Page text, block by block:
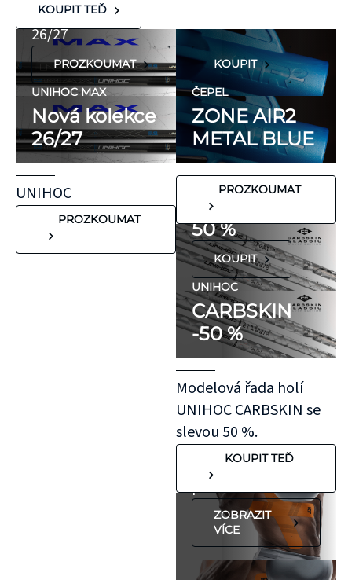
KOUPIT TEĎ
Nová kolekce
26/27
PROZKOUMAT
UNIHOC MAX
Nová kolekce
26/27
UNIHOC
PROZKOUMAT
KOUPIT
ČEPEL
ZONE AIR2
METAL BLUE
PROZKOUMAT
FLORBALOVÉ HOLE
UNIHOC
CARBSKIN
SE SLEVOU
50 %
KOUPIT
UNIHOC
CARBSKIN
-50 %
Modelová řada holí
UNIHOC CARBSKIN se
slevou 50 %.
KOUPIT TEĎ
hypoalergenní,
neobsahují latex
ani přírodní
kaučuk. Obsahují
minimum
potenciálně
nežádoucích látek,
které mohou
vyvolat alergické
reakce. Pokud ale
víte, že máte velmi
citlivou pokožku,
doporučujeme
otestovat malý
kousek KT pásky
aplikovaný bez
roztažení nejprve
na oblast se
"silnější"
pokožkou, jako je
koleno, nebo
předloktí.
ZOBRAZIT
VÍCE